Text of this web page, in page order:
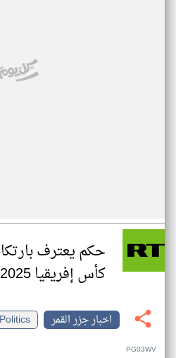
حكم يعترف
كأس إفريقيا 2025
اخبار جزر القمر
Politics
PG03WV